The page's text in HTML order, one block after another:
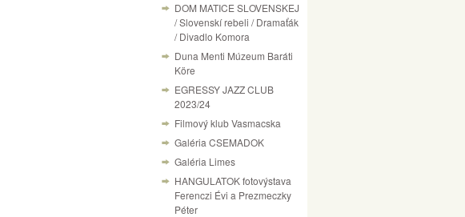
DOM MATICE SLOVENSKEJ
/ Slovenskí rebeli / Dramaťák
/ Divadlo Komora
Duna Menti Múzeum Baráti
Köre
EGRESSY JAZZ CLUB
2023/24
Filmový klub Vasmacska
Galéria CSEMADOK
Galéria Limes
HANGULATOK fotovýstava
Ferenczi Évi a Prezmeczky
Péter